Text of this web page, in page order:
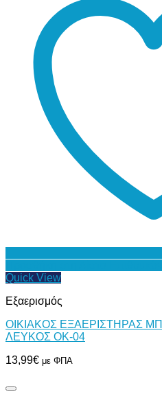
Quick View
Εξαερισμός
ΟΙΚΙΑΚΟΣ ΕΞΑΕΡΙΣΤΗΡΑΣ
ΛΕΥΚΟΣ ΟΚ-04
13,99€ με ΦΠΑ